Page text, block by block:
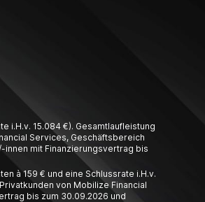
i.H.v. 15.084 €). Gesamtlaufleistung
Services, Geschäftsbereich
innen mit Finanzierungsvertrag bis
à 159 € und eine Schlussrate i.H.v.
von Mobilize Financial
bis zum 30.09.2026 und